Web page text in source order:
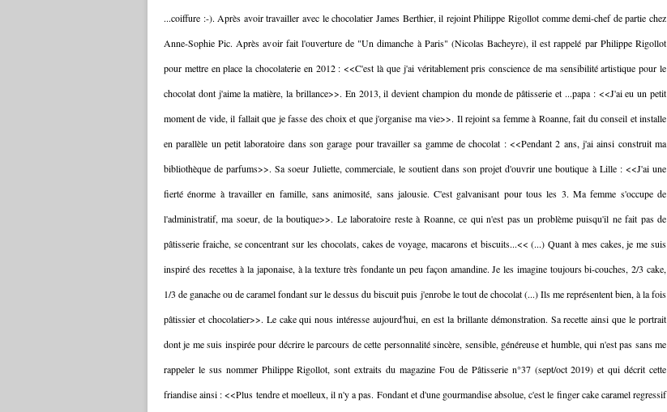
...coiffure :-). Après avoir travailler avec le chocolatier James Berthier, il rejoint Philippe Rigollot comme demi-chef de partie chez
Anne-Sophie Pic. Après avoir fait l'ouverture de "Un dimanche à Paris" (Nicolas Bacheyre), il est rappelé par Philippe Rigollot
pour mettre en place la chocolaterie en 2012 : <<C'est là que j'ai véritablement pris conscience de ma sensibilité artistique pour le
chocolat dont j'aime la matière, la brillance>>. En 2013, il devient champion du monde de pâtisserie et ...papa : <<J'ai eu un petit
moment de vide, il fallait que je fasse des choix et que j'organise ma vie>>. Il rejoint sa femme à Roanne, fait du conseil et installe
en parallèle un petit laboratoire dans son garage pour travailler sa gamme de chocolat : <<Pendant 2 ans, j'ai ainsi construit ma
bibliothèque de parfums>>. Sa soeur Juliette, commerciale, le soutient dans son projet d'ouvrir une boutique à Lille : <<J'ai une
fierté énorme à travailler en famille, sans animosité, sans jalousie. C'est galvanisant pour tous les 3. Ma femme s'occupe de
l'administratif, ma soeur, de la boutique>>. Le laboratoire reste à Roanne, ce qui n'est pas un problème puisqu'il ne fait pas de
pâtisserie fraiche, se concentrant sur les chocolats, cakes de voyage, macarons et biscuits...<< (...) Quant à mes cakes, je me suis
inspiré des recettes à la japonaise, à la texture très fondante un peu façon amandine. Je les imagine toujours bi-couches, 2/3 cake,
1/3 de ganache ou de caramel fondant sur le dessus du biscuit puis j'enrobe le tout de chocolat (...) Ils me représentent bien, à la fois
pâtissier et chocolatier>>. Le cake qui nous intéresse aujourd'hui, en est la brillante démonstration. Sa recette ainsi que le portrait
dont je me suis inspirée pour décrire le parcours de cette personnalité sincère, sensible, généreuse et humble, qui n'est pas sans me
rappeler le sus nommer Philippe Rigollot, sont extraits du magazine Fou de Pâtisserie n°37 (sept/oct 2019) et qui décrit cette
friandise ainsi : <<Plus tendre et moelleux, il n'y a pas. Fondant et d'une gourmandise absolue, c'est le finger cake caramel regressif